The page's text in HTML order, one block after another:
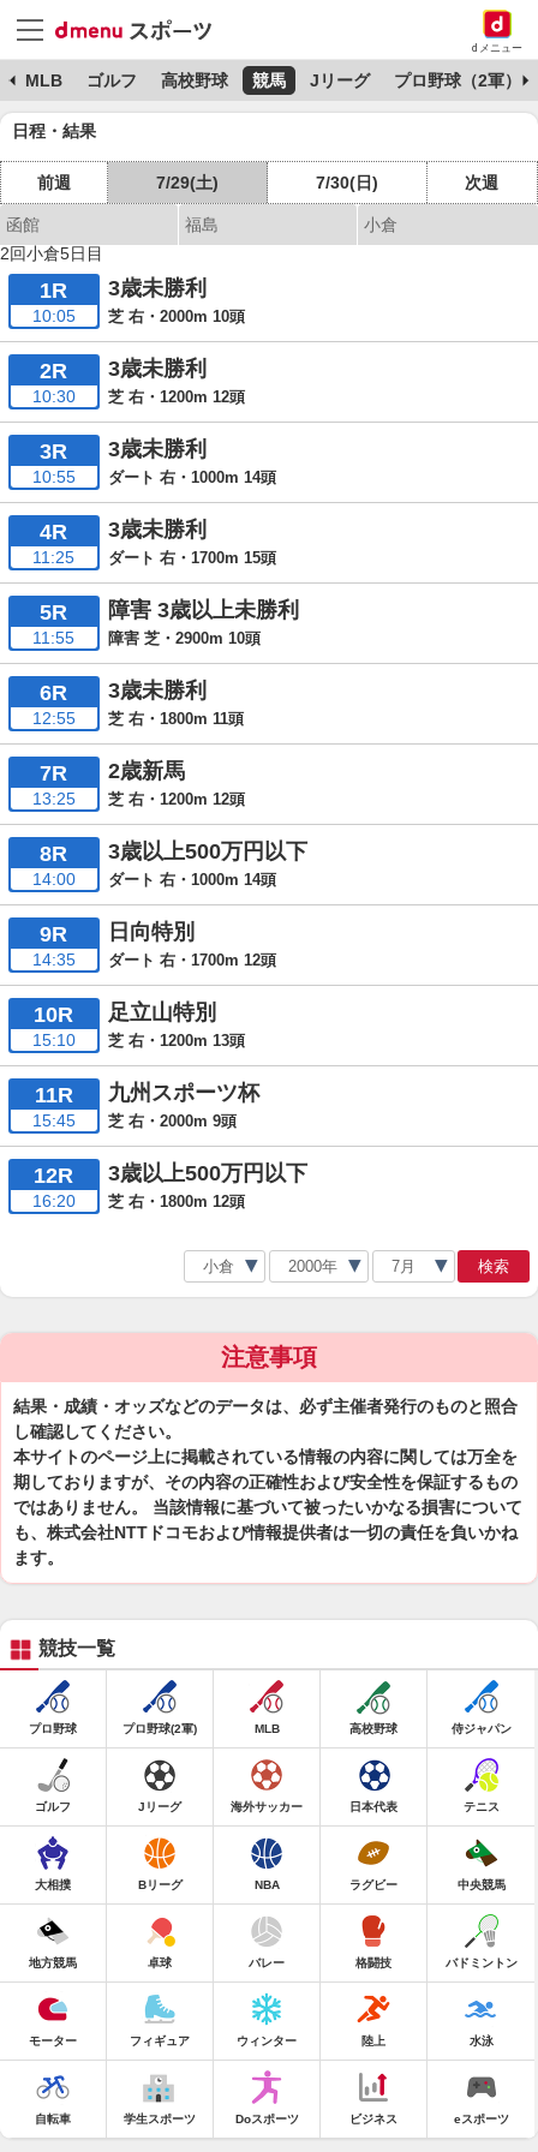
dメニュー
MLB ゴルフ 高校野球 競馬 Jリーグ プロ野球（2軍）
日程・結果
前週 7/29(土) 7/30(日) 次週
函館 福島
小倉
2回小倉5日目
1R
10:05
3歳未勝利
芝 右・2000m 10頭
2R
10:30
3歳未勝利
芝 右・1200m 12頭
3R
10:55
3歳未勝利
ダート 右・1000m 14頭
4R
11:25
3歳未勝利
ダート 右・1700m 15頭
5R
11:55
障害 3歳以上未勝利
障害 芝・2900m 10頭
6R
12:55
3歳未勝利
芝 右・1800m 11頭
7R
13:25
2歳新馬
芝 右・1200m 12頭
8R
14:00
3歳以上500万円以下
ダート 右・1000m 14頭
9R
14:35
日向特別
ダート 右・1700m 12頭
10R
15:10
足立山特別
芝 右・1200m 13頭
11R
15:45
九州スポーツ杯
芝 右・2000m 9頭
12R
16:20
3歳以上500万円以下
芝 右・1800m 12頭
検索
注意事項
結果・成績・オッズなどのデータは、必ず主催者発行のものと照合
し確認してください。
本サイトのページ上に掲載されている情報の内容に関しては万全を
期しておりますが、その内容の正確性および安全性を保証するもの
ではありません。 当該情報に基づいて被ったいかなる損害について
も、株式会社NTTドコモおよび情報提供者は一切の責任を負いかね
ます。
競技一覧
プロ野球 プロ野球(2軍) MLB 高校野球 侍ジャパン
ゴルフ Jリーグ 海外サッカー 日本代表 テニス
大相撲 Bリーグ NBA ラグビー 中央競馬
地方競馬 卓球 バレー 格闘技 バドミントン
モーター フィギュア ウィンター 陸上 水泳
自転車 学生スポーツ Doスポーツ ビジネス eスポーツ